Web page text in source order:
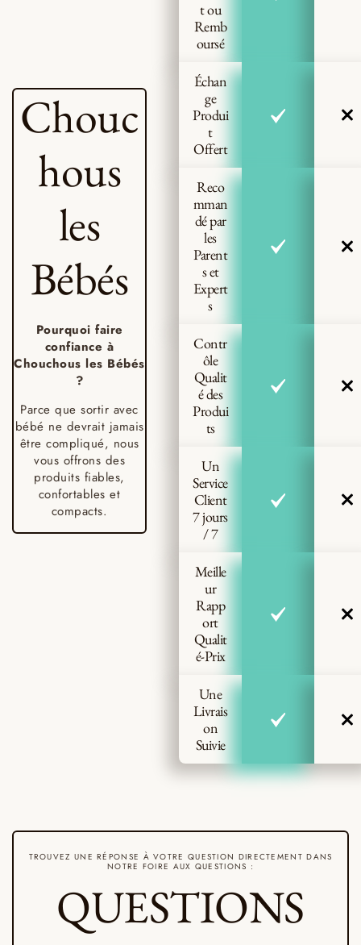
Chouc
hous
les
Bébés
Pourquoi faire
confiance à
Chouchous les Bébés
?
Parce que sortir avec
bébé ne devrait jamais
être compliqué, nous
vous offrons des
produits fiables,
confortables et
compacts.
t ou
Remb
oursé
Échan
ge
Produi
t
Offert
Reco
mman
dé par
les
Parent
s et
Expert
s
Contr
ôle
Qualit
é des
Produi
ts
Un
Service
Client
7 jours
/ 7
Meille
ur
Rapp
ort
Qualit
é-Prix
Une
Livrais
on
Suivie
TROUVEZ UNE RÉPONSE À VOTRE QUESTION DIRECTEMENT DANS
NOTRE FOIRE AUX QUESTIONS :
QUESTIONS